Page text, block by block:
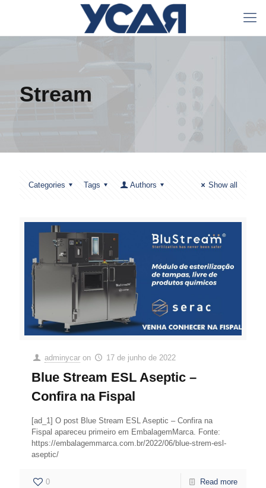
Stream
Categories Tags Authors Show all
adminycar on 17 de junho de 2022
Blue Stream ESL Aseptic –
Confira na Fispal
[ad_1] O post Blue Stream ESL Aseptic – Confira na
Fispal apareceu primeiro em EmbalagemMarca. Fonte:
https://embalagemmarca.com.br/2022/06/blue-strem-esl-
aseptic/
0 Read more